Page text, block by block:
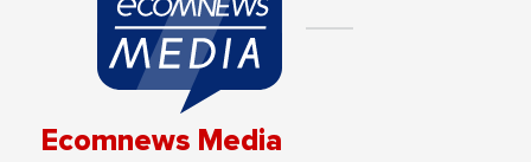
Ecomnews Media